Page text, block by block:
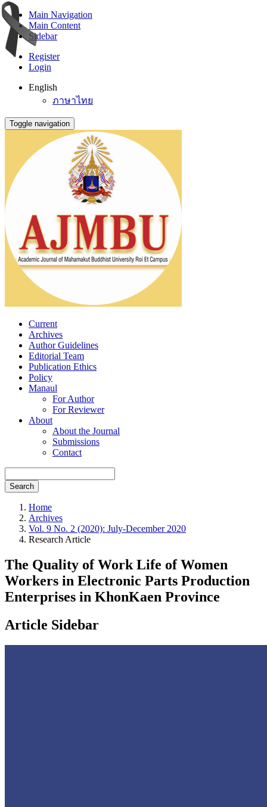
Main Navigation
Main Content
Sidebar
Register
Login
English
ภาษาไทย
Toggle navigation
Current
Archives
Author Guidelines
Editorial Team
Publication Ethics
Policy
Manaul
For Author
For Reviewer
About
About the Journal
Submissions
Contact
Search
Home
Archives
Vol. 9 No. 2 (2020): July-December 2020
Research Article
The Quality of Work Life of Women
Workers in Electronic Parts Production
Enterprises in KhonKaen Province
Article Sidebar